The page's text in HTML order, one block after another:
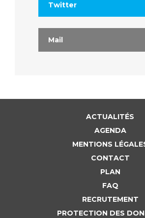
Twitter
Mail
ACTUALITÉS
AGENDA
MENTIONS
CONTACT
PLAN
FAQ
RECRUTEMENT
PROTECTION DES